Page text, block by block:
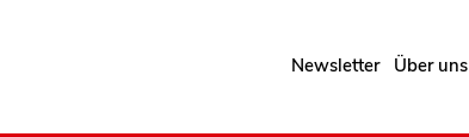
Newsletter Über uns